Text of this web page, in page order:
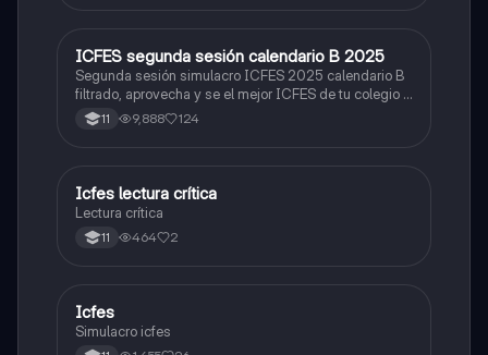
ICFES: Lectura Crítica
ICFES segunda sesión calendario B 2025
Segunda sesión simulacro ICFES 2025 calendario B
filtrado, aprovecha y se el mejor ICFES de tu colegio y
poder ingresar a universidad, y estudiar aquella
carrera con la que tanto sueñas.
11 9,888 124
Lengua Castellana
Icfes lectura crítica
Lectura crítica
11 464 2
ICFES: Sociales y Ciudadanas
Icfes
Simulacro icfes